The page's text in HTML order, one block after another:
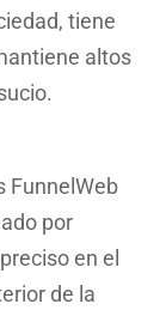
tiene
altos
FunnelWeb
por
en el
de la